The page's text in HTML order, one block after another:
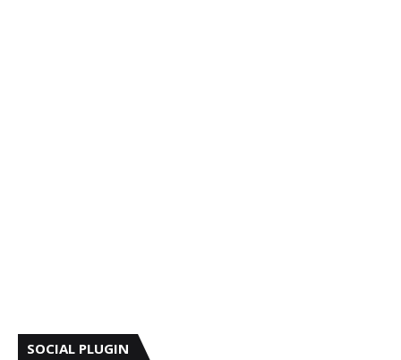
SOCIAL PLUGIN